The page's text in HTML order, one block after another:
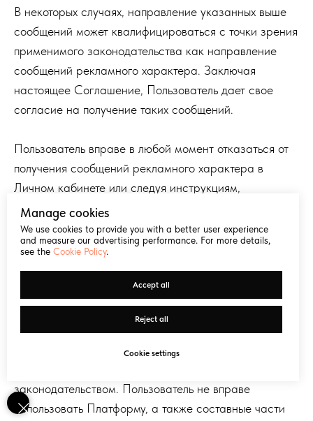
Manage cookies
We use cookies to provide you with a better user experience
and measure our advertising performance. For more details,
see the Cookie Policy.
Accept all
Reject all
Cookie settings
В некоторых случаях, направление указанных выше
сообщений может квалифицироваться с точки зрения
применимого законодательства как направление
сообщений рекламного характера. Заключая
настоящее Соглашение, Пользователь дает свое
согласие на получение таких сообщений.
Пользователь вправе в любой момент отказаться от
получения сообщений рекламного характера в
Личном кабинете или следуя инструкциям,
указанным в полученном сообщении.
3. Условия использования
3.1. Общие условия использования.Пользователь
вправе использовать Платформу в порядке,
установленном настоящим Соглашением,
законодательством. Пользователь не вправе
использовать Платформу, а также составные части